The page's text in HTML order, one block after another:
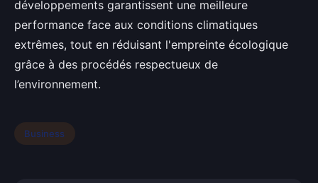
développements garantissent une meilleure
performance face aux conditions climatiques
extrêmes, tout en réduisant l'empreinte écologique
grâce à des procédés respectueux de
l’environnement.
Business